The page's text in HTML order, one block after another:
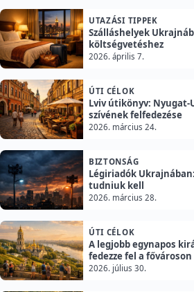
UTAZÁSI TIPPEK
Szálláshelyek
költségvetéshez
2026. április 7.
ÚTI CÉLOK
Lviv útikönyv:
szívének felfedezése
2026. március 24.
BIZTONSÁG
Légiriadók
tudniuk kell
2026. március 28.
ÚTI CÉLOK
A legjobb egynapos
fedezze fel a
2026. július 30.